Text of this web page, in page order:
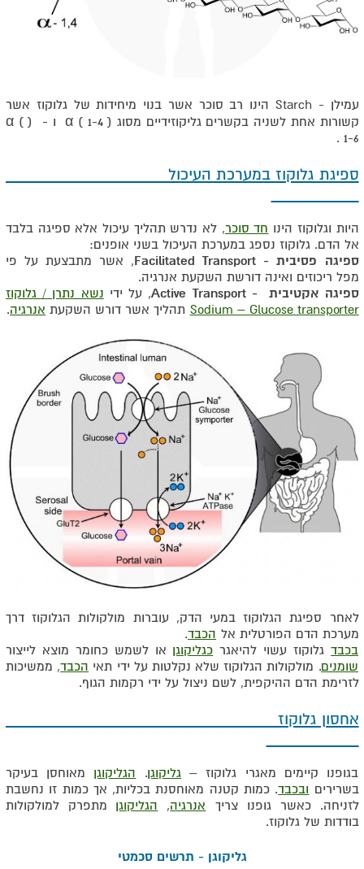
אחסון גלוקוז
בגופנו קיימים מאגרי גלוקוז – גליקוגן. הגליקוגן מאוחסן בעיקר
בשרירים ובכבד. כמות קטנה מאוחסנת בכליות, אך כמות זו נחשבת
לזניחה. כאשר גופנו צריך אנרגיה, הגליקוגן מתפרק למולקולות
בודדות של גלוקוז.
ספיגת גלוקוז במערכת העיכול
היות וגלוקוז הינו חד סוכר, לא נדרש תהליך עיכול אלא ספיגה בלבד
אל הדם. גלוקוז נספג במערכת העיכול בשני אופנים:
ספיגה פסיבית - Facilitated Transport
, אשר מתבצעת על פי
מפל ריכוזים ואינה דורשת השקעת אנרגיה.
ספיגה אקטיבית - Active Transport
, על ידי נשא נתרן / גלוקוז
Sodium – Glucose transporter תהליך אשר דורש השקעת אנרגיה.
לאחר ספיגת הגלוקוז במעי הדק, עוברות מולקולות הגלוקוז דרך
מערכת הדם הפורטלית אל הכבד.
בכבדגלוקוז עשוי להיאגר כגליקוגן או לשמש כחומר מוצא לייצור
שומנים. מולקולות הגלוקוז שלא נקלטות על ידי תאי הכבד, ממשיכות
לזרימת הדם ההיקפית, לשם ניצול על ידי רקמות הגוף.
עמילן - Starch הינו רב סוכר אשר בנוי מיחידות של גלוקוז אשר
קשורות אחת לשניה בקשרים גליקוזידיים מסוג ( α ( 1-4 ו - ( α (
1-6 .
גליקוגן - תרשים סכמטי